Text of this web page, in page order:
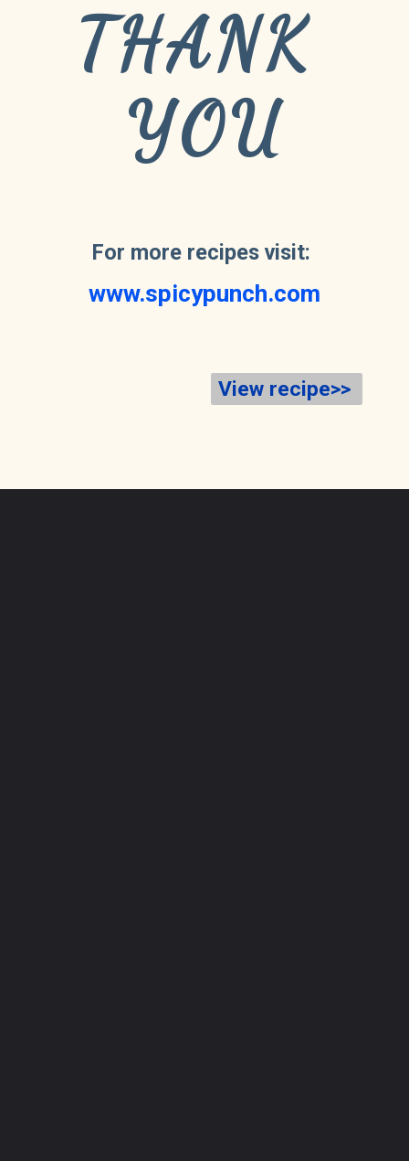
THANK
YOU
For more recipes visit:
www.spicypunch.com
View recipe>>